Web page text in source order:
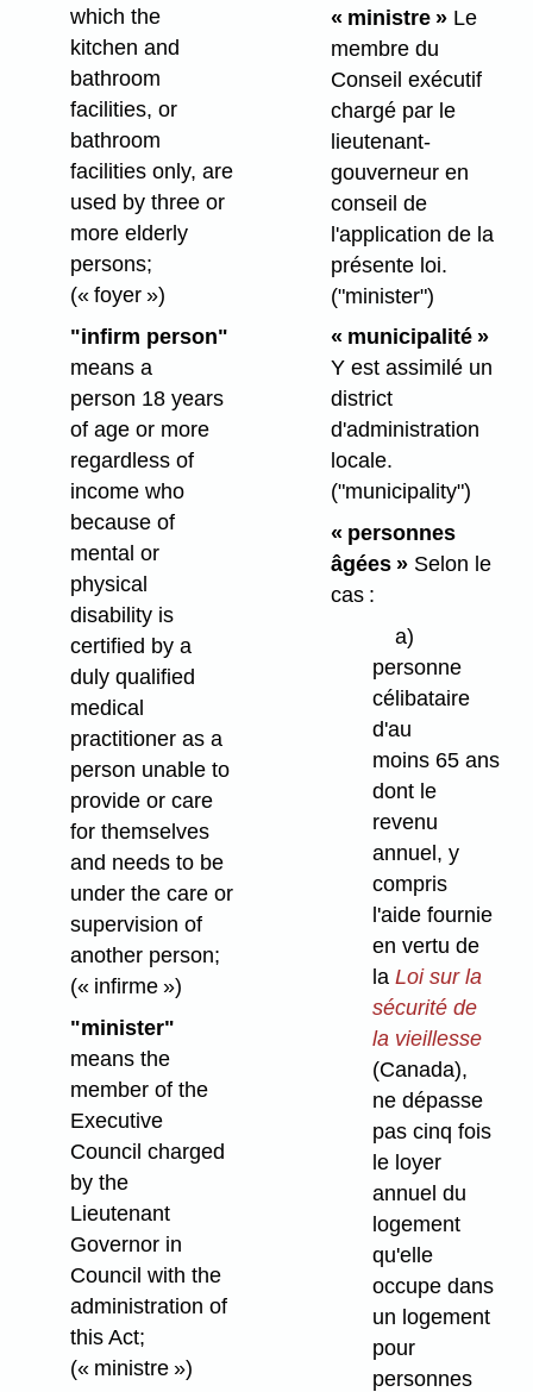
which the
kitchen and
bathroom
facilities, or
bathroom
facilities only, are
used by three or
more elderly
persons;
(« foyer »)
"infirm person"
means a
person 18 years
of age or more
regardless of
income who
because of
mental or
physical
disability is
certified by a
duly qualified
medical
practitioner as a
person unable to
provide or care
for themselves
and needs to be
under the care or
supervision of
another person;
(« infirme »)
"minister"
means the
member of the
Executive
Council charged
by the
Lieutenant
Governor in
Council with the
administration of
this Act;
(« ministre »)
« ministre »Le
membre du
Conseil exécutif
chargé par le
lieutenant-
gouverneur en
conseil de
l'application de la
présente loi.
("minister")
« municipalité »
Y est assimilé un
district
d'administration
locale.
("municipality")
« personnes
âgées »Selon le
cas :
a)
personne
célibataire
d'au
moins 65 ans
dont le
revenu
annuel, y
compris
l'aide fournie
en vertu de
la Loi sur la
sécurité de
la vieillesse
(Canada),
ne dépasse
pas cinq fois
le loyer
annuel du
logement
qu'elle
occupe dans
un logement
pour
personnes